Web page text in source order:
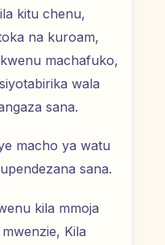
kitu chenu,
na kuroam,
machafuko,
wala
sana.
macho ya watu
sana.
kila mmoja
Kila